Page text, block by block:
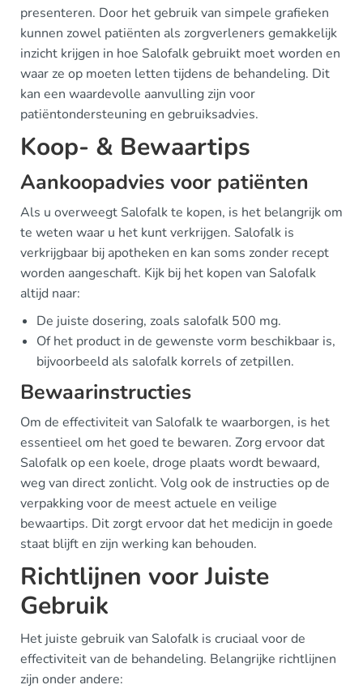
presenteren. Door het gebruik van simpele grafieken
kunnen zowel patiënten als zorgverleners gemakkelijk
inzicht krijgen in hoe Salofalk gebruikt moet worden en
waar ze op moeten letten tijdens de behandeling. Dit
kan een waardevolle aanvulling zijn voor
patiëntondersteuning en gebruiksadvies.
Koop- & Bewaartips
Aankoopadvies voor patiënten
Als u overweegt Salofalk te kopen, is het belangrijk om
te weten waar u het kunt verkrijgen. Salofalk is
verkrijgbaar bij apotheken en kan soms zonder recept
worden aangeschaft. Kijk bij het kopen van Salofalk
altijd naar:
De juiste dosering, zoals salofalk 500 mg.
Of het product in de gewenste vorm beschikbaar is,
bijvoorbeeld als salofalk korrels of zetpillen.
Bewaarinstructies
Om de effectiviteit van Salofalk te waarborgen, is het
essentieel om het goed te bewaren. Zorg ervoor dat
Salofalk op een koele, droge plaats wordt bewaard,
weg van direct zonlicht. Volg ook de instructies op de
verpakking voor de meest actuele en veilige
bewaartips. Dit zorgt ervoor dat het medicijn in goede
staat blijft en zijn werking kan behouden.
Richtlijnen voor Juiste
Gebruik
Het juiste gebruik van Salofalk is cruciaal voor de
effectiviteit van de behandeling. Belangrijke richtlijnen
zijn onder andere: